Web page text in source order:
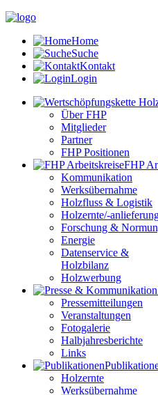
Home
Suche
Kontakt
Login
Über FHP
Mitglieder
Partner
FHP Positionen
FHP
Kommunikation
Werksübernahme
Holzfluss & Logistik
Holzernte/-
Forschung &
Energie
Datenservice &
Holzbilanz
Holzwerbung
Pressemitteilungen
Veranstaltungen
Fotogalerie
Halbjahresberichte
Links
Holzernte
Werksübernahme